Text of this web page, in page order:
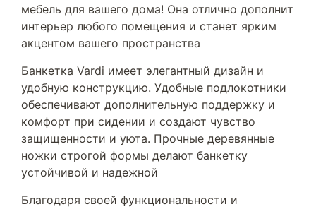
мебель для вашего дома! Она отлично дополнит
интерьер любого помещения и станет ярким
акцентом вашего пространства
Банкетка Vardi имеет элегантный дизайн и
удобную конструкцию. Удобные подлокотники
обеспечивают дополнительную поддержку и
комфорт при сидении и создают чувство
защищенности и уюта. Прочные деревянные
ножки строгой формы делают банкетку
устойчивой и надежной
Благодаря своей функциональности и